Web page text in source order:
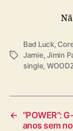
T
Bad Luck,
Jamie,Jimin
single,
←
“POWER”:
anos sem